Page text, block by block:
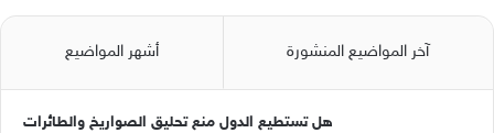
آخر المواضيع المنشورة أشهر المواضيع
هل تستطيع الدول منع تحليق الصواريخ والطائرات